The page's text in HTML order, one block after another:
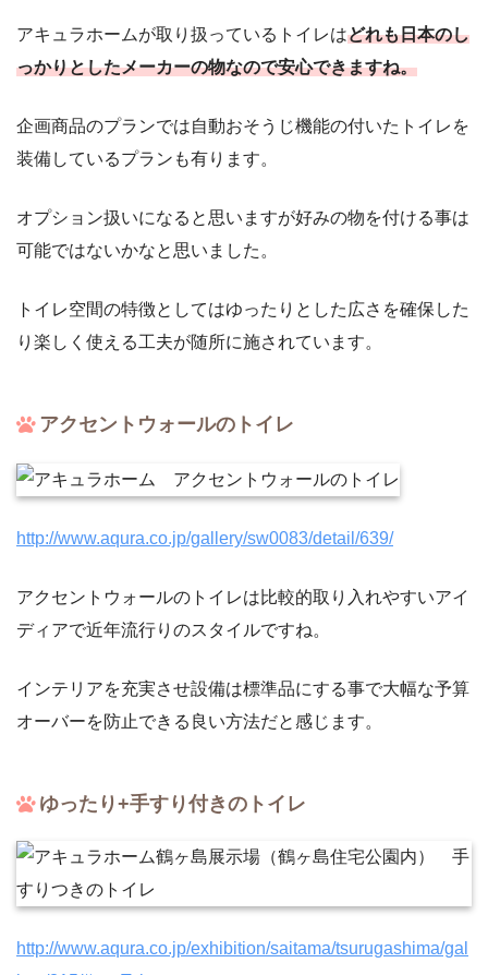
アキュラホームが取り扱っているトイレはどれも日本のし
っかりとしたメーカーの物なので安心できますね。
企画商品のプランでは自動おそうじ機能の付いたトイレを
装備しているプランも有ります。
オプション扱いになると思いますが好みの物を付ける事は
可能ではないかなと思いました。
トイレ空間の特徴としてはゆったりとした広さを確保した
り楽しく使える工夫が随所に施されています。
アクセントウォールのトイレ
http://www.aqura.co.jp/gallery/sw0083/detail/639/
アクセントウォールのトイレは比較的取り入れやすいアイ
ディアで近年流行りのスタイルですね。
インテリアを充実させ設備は標準品にする事で大幅な予算
オーバーを防止できる良い方法だと感じます。
ゆったり+手すり付きのトイレ
http://www.aqura.co.jp/exhibition/saitama/tsurugashima/gal